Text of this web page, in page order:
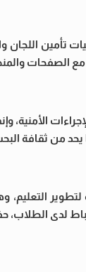
اللجان
مع الصفحات
الأمنية،
من ثقافة
لتطوير
لدى الطلاب،